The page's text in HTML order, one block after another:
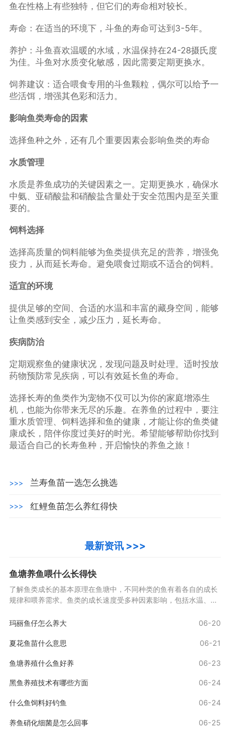
鱼在性格上有些独特，但它们的寿命相对较长。
寿命：在适当的环境下，斗鱼的寿命可达到3-5年。
养护：斗鱼喜欢温暖的水域，水温保持在24-28摄氏度
为佳。斗鱼对水质变化敏感，因此需要定期更换水。
饲养建议：适合喂食专用的斗鱼颗粒，偶尔可以给予一
些活饵，增强其色彩和活力。
影响鱼类寿命的因素
选择鱼种之外，还有几个重要因素会影响鱼类的寿命
水质管理
水质是养鱼成功的关键因素之一。定期更换水，确保水
中氨、亚硝酸盐和硝酸盐含量处于安全范围内是至关重
要的。
饲料选择
选择高质量的饲料能够为鱼类提供充足的营养，增强免
疫力，从而延长寿命。避免喂食过期或不适合的饲料。
适宜的环境
提供足够的空间、合适的水温和丰富的藏身空间，能够
让鱼类感到安全，减少压力，延长寿命。
疾病防治
定期观察鱼的健康状况，发现问题及时处理。适时投放
药物预防常见疾病，可以有效延长鱼的寿命。
选择长寿的鱼类作为宠物不仅可以为你的家庭增添生
机，也能为你带来无尽的乐趣。在养鱼的过程中，要注
重水质管理、饲料选择和鱼的健康，才能让你的鱼类健
康成长，陪伴你度过美好的时光。希望能够帮助你找到
最适合自己的长寿鱼种，开启愉快的养鱼之旅！
>>> 兰寿鱼苗一选怎么挑选
>>> 红鲤鱼苗怎么养红得快
最新资讯 >>>
鱼塘养鱼喂什么长得快
了解鱼类成长的基本原理在鱼塘中，不同种类的鱼有着各自的成长
规律和喂养需求。鱼类的成长速度受多种因素影响，包括水温、饲
玛丽鱼仔怎么养大
06-20
夏花鱼苗什么意思 06-21
鱼塘养殖什么鱼好养 06-23
黑鱼养殖技术有哪些方面 06-24
什么鱼饲料好钓鱼 06-24
养鱼硝化细菌是怎么回事 06-25